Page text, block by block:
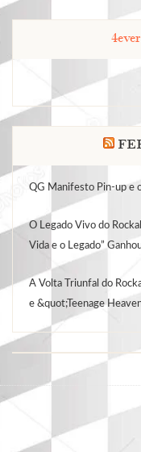
QG Manifesto Pin-up e
O Legado Vivo do
Vida e o Legado”
A Volta Triunfal do
e &quot;Teenage